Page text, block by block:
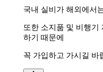
국내 실비가 해외에서
또한 소지품 및 비행기
하기 때문에
꼭 가입하고 가시길 바